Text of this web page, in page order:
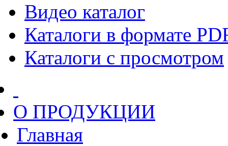
Видео каталог
Каталоги в формате
Каталоги с просмотром
О ПРОДУКЦИИ
Главная